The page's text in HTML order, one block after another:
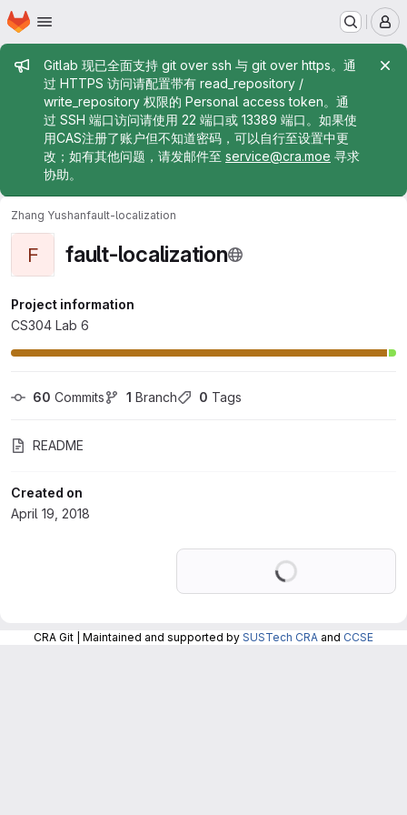
Skip to main content
Homepage
Admin message
Gitlab 现已全面支持 git over ssh 与 git over https。通
过 HTTPS 访问请配置带有 read_repository /
write_repository 权限的 Personal access token。通
过 SSH 端口访问请使用 22 端口或 13389 端口。如果使
用CAS注册了账户但不知道密码，可以自行至设置中更
改；如有其他问题，请发邮件至 service@cra.moe 寻求
协助。
Zhang Yushanfault-localization
F fault-localization
Project information
CS304 Lab 6
60 Commits 1 Branch 0 Tags
README
Created on
April 19, 2018
CRA Git | Maintained and supported by SUSTech CRA and CCSE